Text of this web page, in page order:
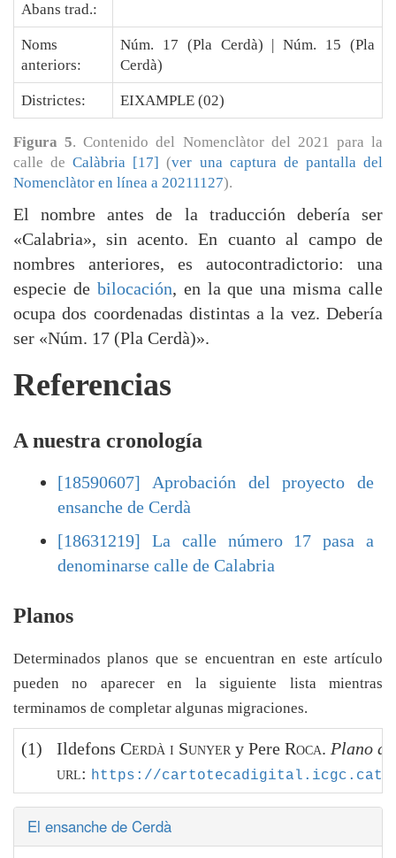
Abans trad.:
Noms
anteriors:
Núm. 17 (Pla Cerdà) | Núm. 15 (Pla
Cerdà)
Districtes: EIXAMPLE (02)
Figura 5. Contenido del Nomenclàtor del 2021 para la
calle deCalàbria [17] (ver una captura de pantalla del
Nomenclàtor en línea a 20211127).
El nombre antes de la traducción debería ser
«Calabria», sin acento. En cuanto al campo de
nombres anteriores, es autocontradictorio: una
especie de bilocación, en la que una misma calle
ocupa dos coordenadas distintas a la vez. Debería
ser «Núm. 17 (Pla Cerdà)».
Referencias
A nuestra cronología
[18590607] Aprobación del proyecto de
ensanche de Cerdà
[18631219] La calle número 17 pasa a
denominarse calle de Calabria
Planos
Determinados planos que se encuentran en este artículo
pueden no aparecer en la siguiente lista mientras
terminamos de completar algunas migraciones.
(1) Ildefons Cerdà i Sunyer y Pere Roca. Plano
url: https://cartotecadigital.icgc.cat/
El ensanche de Cerdà